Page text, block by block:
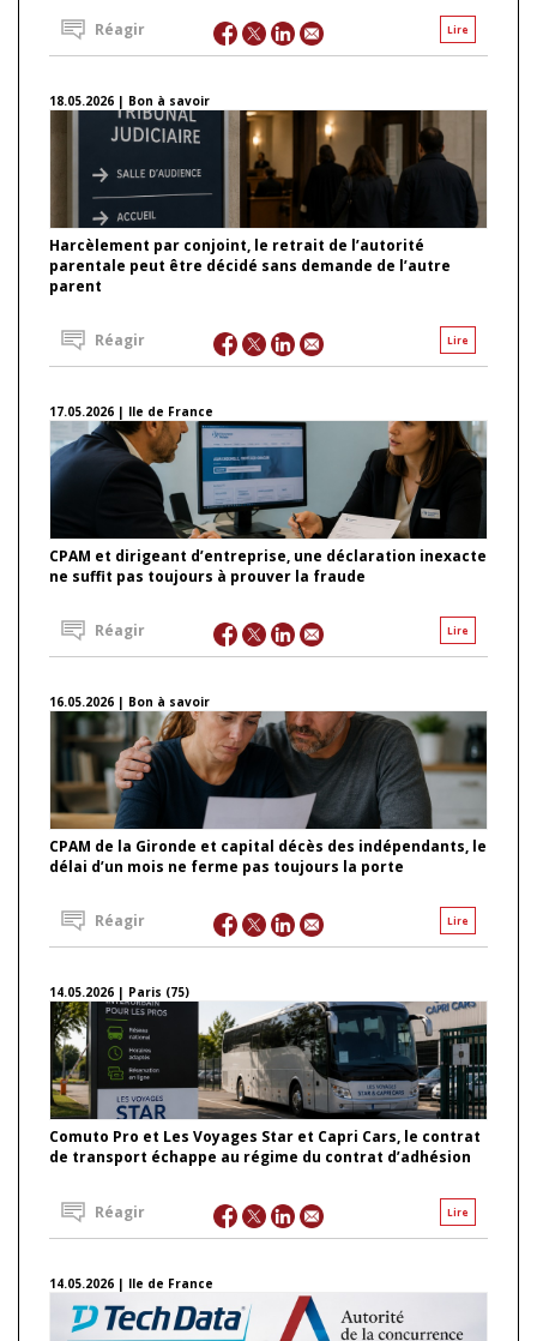
Lire
Réagir
18.05.2026 | Bon à savoir
Harcèlement par conjoint, le retrait de l’autorité
parentale peut être décidé sans demande de l’autre
parent
Lire
Réagir
17.05.2026 | Ile de France
CPAM et dirigeant d’entreprise, une déclaration inexacte
ne suffit pas toujours à prouver la fraude
Lire
Réagir
16.05.2026 | Bon à savoir
CPAM de la Gironde et capital décès des indépendants, le
délai d’un mois ne ferme pas toujours la porte
Lire
Réagir
14.05.2026 | Paris (75)
Comuto Pro et Les Voyages Star et Capri Cars, le contrat
de transport échappe au régime du contrat d’adhésion
Lire
Réagir
14.05.2026 | Ile de France